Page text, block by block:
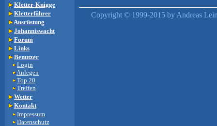
Kletter-Knigge
Kletterführer
Ausrüstung
Johanniswacht
Forum
Links
Benutzer
Login
Anlegen
Top 20
Treffen
Wetter
Kontakt
Impressum
Datenschutz
Copyright © 1999-2015 by Andreas